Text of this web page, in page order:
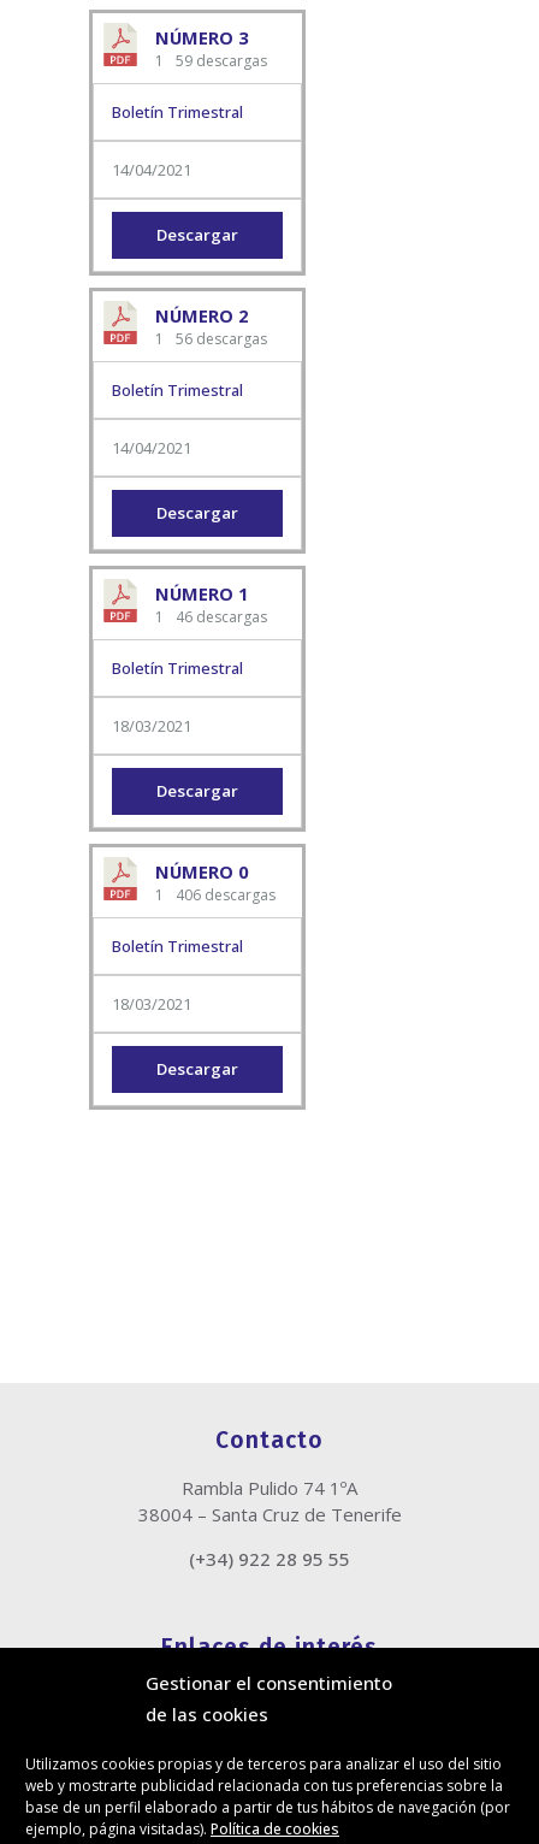
Gestionar el consentimiento
de las cookies
Utilizamos cookies propias y de terceros para analizar el uso del sitio
web y mostrarte publicidad relacionada con tus preferencias sobre la
base de un perfil elaborado a partir de tus hábitos de navegación (por
ejemplo, página visitadas). Política de cookies
NÚMERO 3
1 59 descargas
Boletín Trimestral
14/04/2021
Descargar
NÚMERO 2
1 56 descargas
Boletín Trimestral
14/04/2021
Descargar
NÚMERO 1
1 46 descargas
Boletín Trimestral
18/03/2021
Descargar
NÚMERO 0
1 406 descargas
Boletín Trimestral
18/03/2021
Descargar
Contacto
Rambla Pulido 74 1ºA
38004 – Santa Cruz de Tenerife
(+34) 922 28 95 55
Enlaces de interés
Política de cookies
Política de privacidad
Canal de denuncias
Protección de privacidad en redes sociales